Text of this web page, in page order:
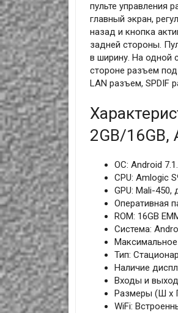
пульте управления
главный экран,
назад и кнопка
задней стороны.
в ширину. На одной
стороне разъем
LAN разъем, SPDIF
2GB/16GB,
ОС: Android
CPU: Amlogic
GPU: Mali-450,
Оперативная
ROM: 16GB
Система:
Максимальное
Тип:
Наличие
Входы и
Размеры (Ш х
WiFi: